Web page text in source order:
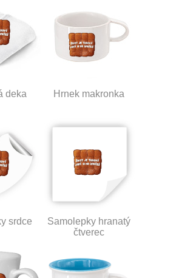
deka Hrnek makronka
srdce
Samolepky hranatý
čtverec